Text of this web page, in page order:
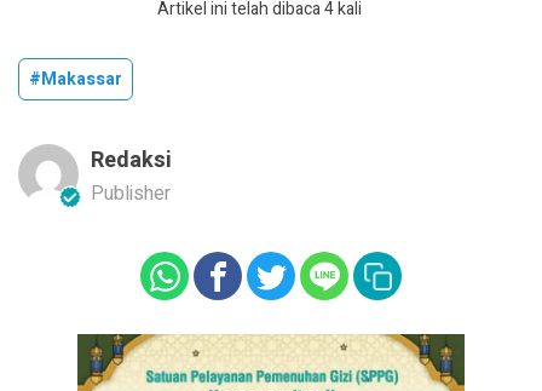
Artikel ini telah dibaca 4 kali
#Makassar
Redaksi
Publisher